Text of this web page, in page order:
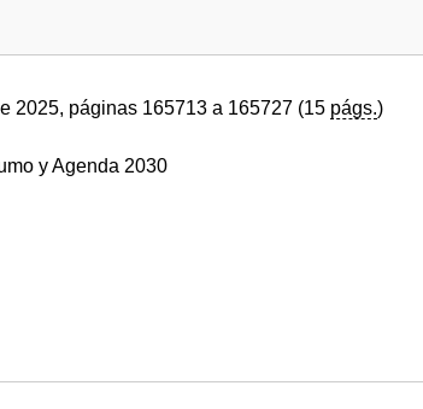
2025, páginas 165713 a 165727 (15 págs.)
y Agenda 2030